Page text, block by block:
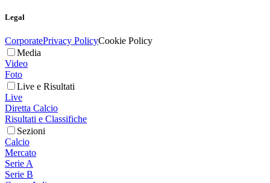
Legal
CorporatePrivacy PolicyCookie Policy
Media
Video
Foto
Live e Risultati
Live
Diretta Calcio
Risultati e Classifiche
Sezioni
Calcio
Mercato
Serie A
Serie B